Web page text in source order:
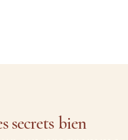
secrets bien